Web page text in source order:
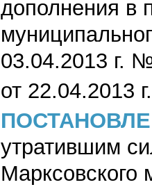
дополнения в
03.04.2013 г.
от 22.04.2013
утратившим
Марксовского